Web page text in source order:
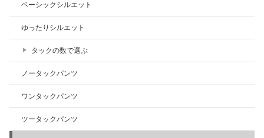
ベーシックシルエット
ゆったりシルエット
タックの数で選ぶ
ノータックパンツ
ワンタックパンツ
ツータックパンツ